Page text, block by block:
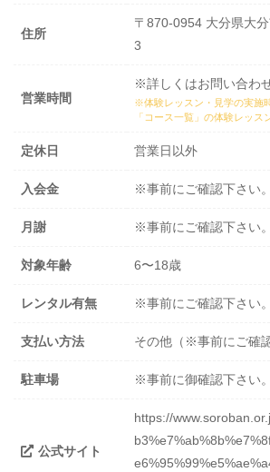
住所
〒870-0954 大分県大
3
営業時間
※詳しくはお問い合わ
※体験レッスン・見学の実施
「コース一覧」の体験レッス
定休日 営業日以外
入会金 ※事前にご確認下さい。
月謝 ※事前にご確認下さい。
対象年齢 6〜18歳
レンタル有無 ※事前にご確認下さい。
支払い方法 その他（※事前にご確
駐車場 ※事前に御確認下さい。
公式サイト
https://